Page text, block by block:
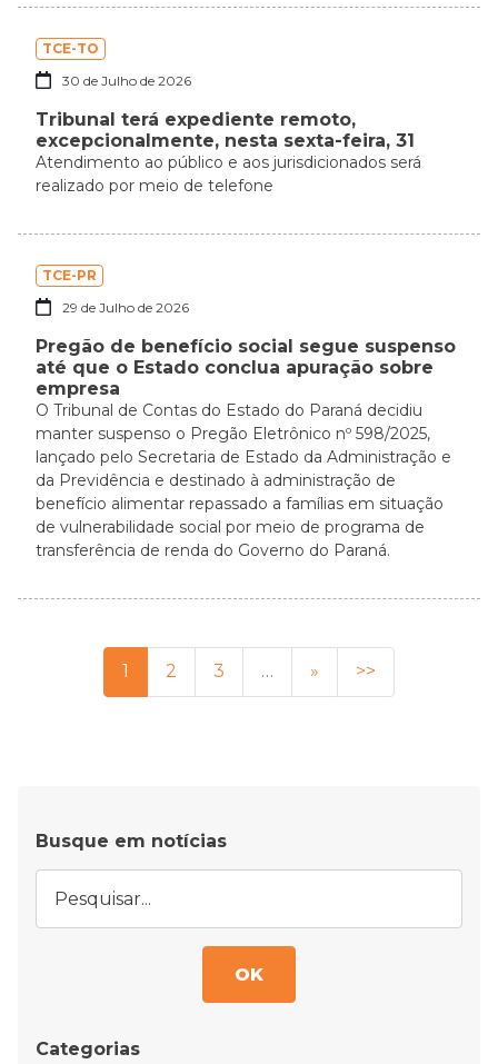
TCE-TO
30 de Julho de 2026
Tribunal terá expediente remoto,
excepcionalmente, nesta sexta-feira, 31
Atendimento ao público e aos jurisdicionados será
realizado por meio de telefone
TCE-PR
29 de Julho de 2026
Pregão de benefício social segue suspenso
até que o Estado conclua apuração sobre
empresa
O Tribunal de Contas do Estado do Paraná decidiu
manter suspenso o Pregão Eletrônico nº 598/2025,
lançado pelo Secretaria de Estado da Administração e
da Previdência e destinado à administração de
benefício alimentar repassado a famílias em situação
de vulnerabilidade social por meio de programa de
transferência de renda do Governo do Paraná.
1 2 3 … » >>
Busque em notícias
OK
Categorias